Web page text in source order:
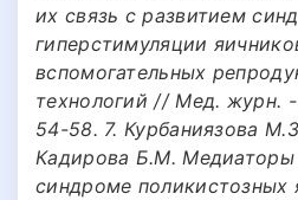
их связь с развитием
гиперстимуляции
вспомогательных
технологий // Мед. журн.
54-58. 7. Курбаниязова
Кадирова Б.М. Медиаторы
синдроме поликистозных